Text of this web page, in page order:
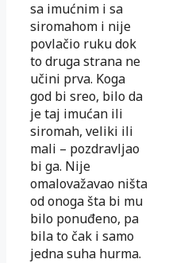
sa imućnim i sa
siromahom i nije
povlačio ruku dok
to druga strana ne
učini prva. Koga
god bi sreo, bilo da
je taj imućan ili
siromah, veliki ili
mali – pozdravljao
bi ga. Nije
omalovažavao ništa
od onoga šta bi mu
bilo ponuđeno, pa
bila to čak i samo
jedna suha hurma.